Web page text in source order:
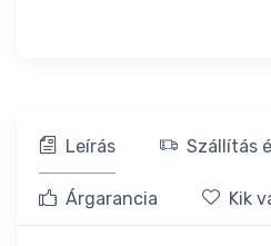
Leírás Szállítás
Árgarancia Kik